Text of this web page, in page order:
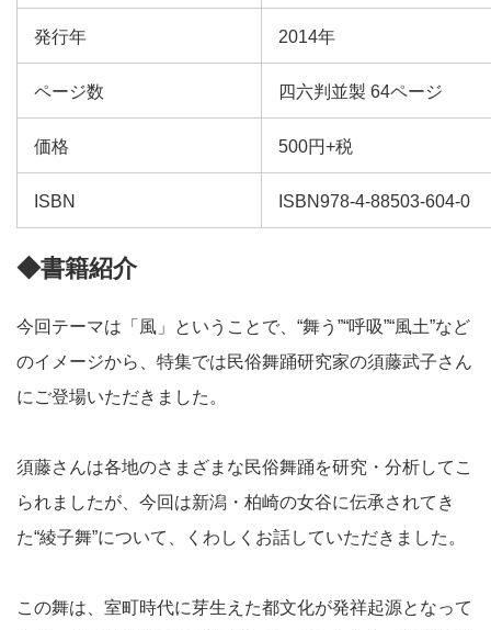
発行年 2014年
ページ数 四六判並製 64ページ
価格 500円+税
ISBN ISBN978-4-88503-604-0
◆書籍紹介
今回テーマは「風」ということで、“舞う”“呼吸”“風土”など
のイメージから、特集では民俗舞踊研究家の須藤武子さん
にご登場いただきました。
須藤さんは各地のさまざまな民俗舞踊を研究・分析してこ
られましたが、今回は新潟・柏崎の女谷に伝承されてき
た“綾子舞”について、くわしくお話していただきました。
この舞は、室町時代に芽生えた都文化が発祥起源となって